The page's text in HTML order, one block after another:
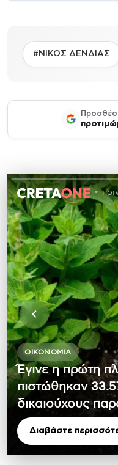
#ΝΙΚΟΣ ΔΕΝΔΙΑΣ
ΟΙΚΟΝΟΜΊΑ
Έγινε η πρώτη
πιστώθηκαν
δικαιούχους
Διαβάστε